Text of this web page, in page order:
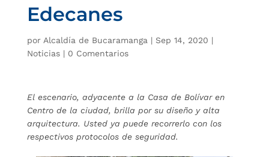
Edecanes
por Alcaldía de Bucaramanga | Sep 14, 2020 |
Noticias| 0 Comentarios
El escenario, adyacente a la Casa de Bolívar en
Centro de la ciudad, brilla por su diseño y alta
arquitectura. Usted ya puede recorrerlo con los
respectivos protocolos de seguridad.